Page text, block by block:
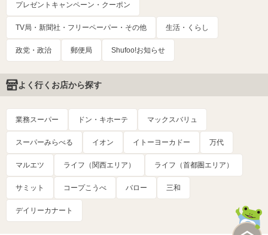
プレゼントキャンペーン・クーポン
TV局・新聞社・フリーペーパー・その他 生活・くらし
政党・政治 郵便局 Shufoo!お知らせ
よく行くお店から探す
業務スーパー ドン・キホーテ マックスバリュ
スーパーみらべる イオン イトーヨーカドー 万代
マルエツ ライフ（関西エリア） ライフ（首都圏エリア）
サミット コープこうべ バロー 三和
デイリーカナート